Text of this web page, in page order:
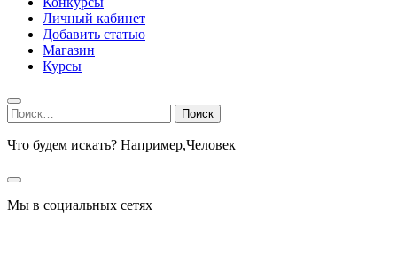
Личный кабинет
Добавить статью
Магазин
Курсы
Найти:
Что будем искать? Например,Человек
Мы в социальных сетях